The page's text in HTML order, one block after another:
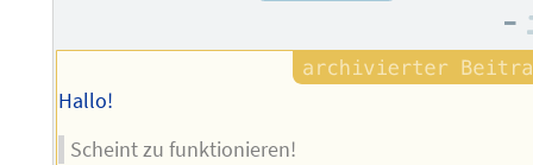
–
Hallo!
Scheint zu funktionieren!